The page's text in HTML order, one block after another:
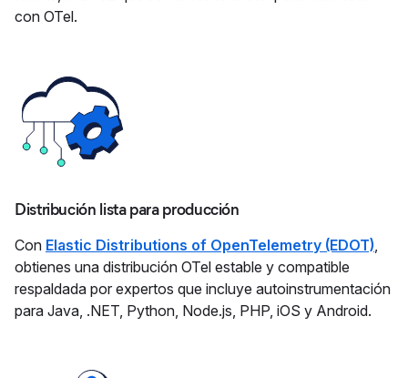
con OTel.
Distribución lista para producción
Con Elastic Distributions of OpenTelemetry (EDOT),
obtienes una distribución OTel estable y compatible
respaldada por expertos que incluye autoinstrumentación
para Java, .NET, Python, Node.js, PHP, iOS y Android.